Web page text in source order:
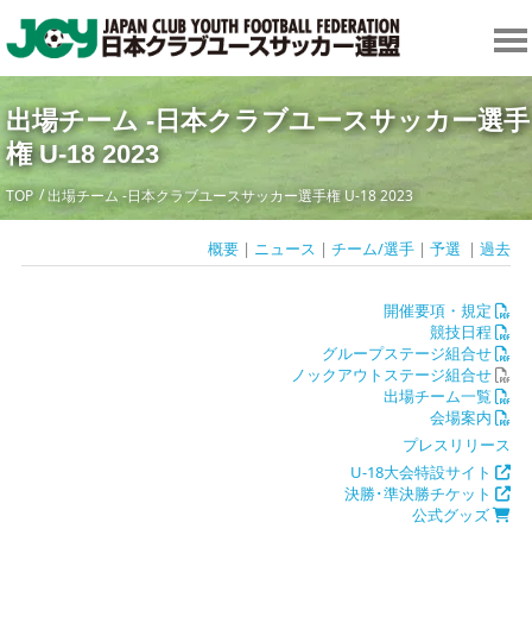
出場チーム -日本クラブユースサッカー選手
権 U-18 2023
TOP 出場チーム -日本クラブユースサッカー選手権 U-18 2023
概要| ニュース | チーム/選手| 予選 | 過去
開催要項・規定
競技日程
グループステージ組合せ
ノックアウトステージ組合せ
出場チーム一覧
会場案内
プレスリリース
U-18大会特設サイト
決勝･準決勝チケット
公式グッズ